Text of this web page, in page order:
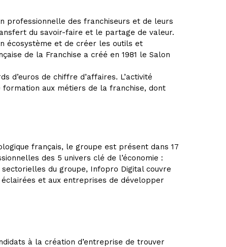
professionnelle des franchiseurs et de leurs
du savoir-faire et le partage de valeur.
écosystème et de créer les outils et
de la Franchise a créé en 1981 le Salon
d’euros de chiffre d’affaires. L’activité
formation aux métiers de la franchise, dont
français, le groupe est présent dans 17
des 5 univers clé de l’économie :
du groupe, Infopro Digital couvre
et aux entreprises de développer
à la création d’entreprise de trouver